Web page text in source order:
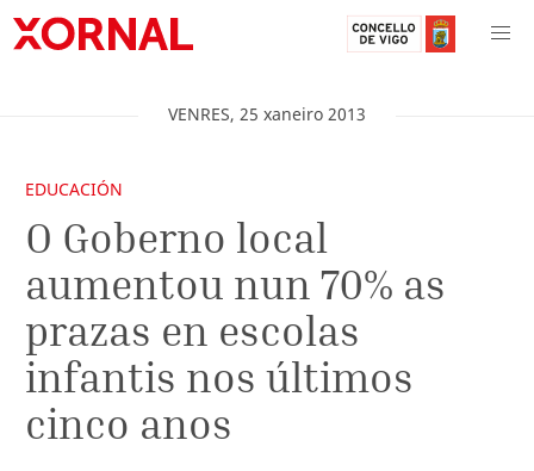
VENRES, 25 xaneiro 2013
EDUCACIÓN
O Goberno local
aumentou nun 70% as
prazas en escolas
infantis nos últimos
cinco anos